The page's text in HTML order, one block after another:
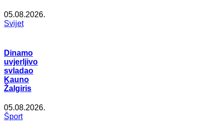
05.08.2026.
Svijet
Dinamo
uvjerljivo
svladao
Kauno
Žalgiris
05.08.2026.
Šport